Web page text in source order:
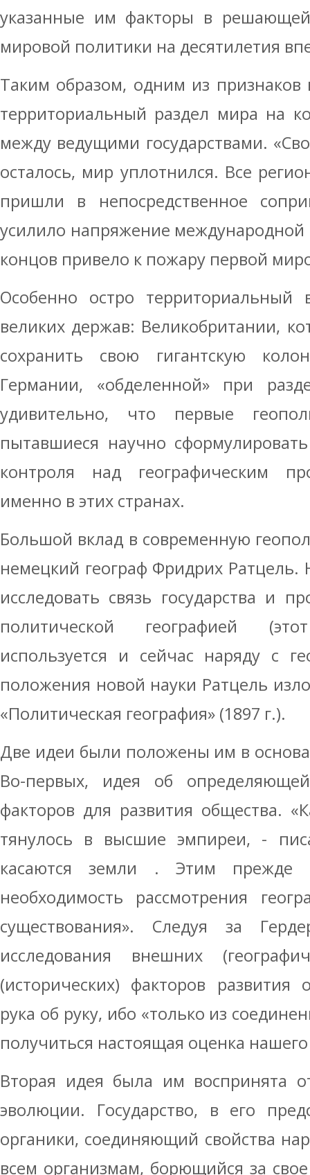
указанные им факторы в
мировой политики на десятилетия
Таким образом, одним из признаков
территориальный раздел мира на
между ведущими государствами.
осталось, мир уплотнился. Все
пришли в непосредственное
усилило напряжение международной
концов привело к пожару первой
Особенно остро территориальный
великих держав: Великобритании,
сохранить свою гигантскую
Германии, «обделенной» при
удивительно, что первые
пытавшиеся научно
контроля над географическим
именно в этих странах.
Большой вклад в современную
немецкий географ Фридрих Ратцель.
исследовать связь государства и
политической географией
используется и сейчас наряду с
положения новой науки Ратцель
«Политическая география» (1897 г.).
Две идеи были положены им в
Во-первых, идея об
факторов для развития общества.
тянулось в высшие эмпиреи, -
касаются земли . Этим прежде
необходимость рассмотрения
существования». Следуя за
исследования внешних
(исторических) факторов
рука об руку, ибо «только из
получиться настоящая оценка
Вторая идея была им воспринята
эволюции. Государство, в его
органики, соединяющий свойства
всем организмам, борющийся за